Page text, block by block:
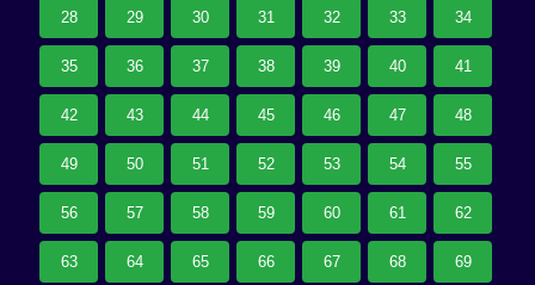
28 29 30 31 32 33 34
35 36 37 38 39 40 41
42 43 44 45 46 47 48
49 50 51 52 53 54 55
56 57 58 59 60 61 62
63 64 65 66 67 68 69